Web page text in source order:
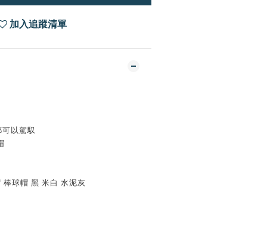
加入追蹤清單
以駕馭
球帽 黑 米白 水泥灰